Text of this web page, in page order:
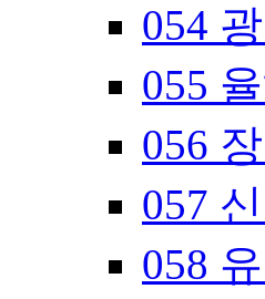
054
055
056
057
058